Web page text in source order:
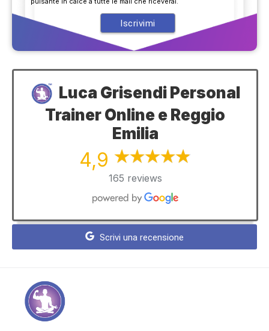
Luca Grisendi Personal
Trainer Online e Reggio
Emilia
4,9
165 reviews
Scrivi una recensione